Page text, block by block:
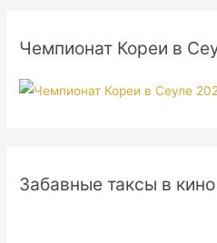
Чемпионат Кореи в
Забавные таксы в кино